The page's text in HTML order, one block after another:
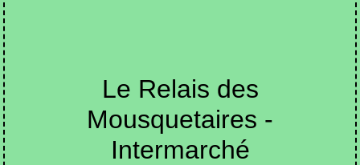
Le Relais des
Mousquetaires -
Intermarché